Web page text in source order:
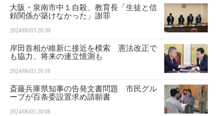
大阪・泉南市中１自殺、教育長「生徒と信
頼関係が築けなかった」謝罪
2024/06/03 20:39
岸田首相が維新に接近を模索 憲法改正で
も協力、将来の連立憶測も
2024/06/03 20:18
斎藤兵庫県知事の告発文書問題 市民グル
ープが百条委設置求め請願書
2024/06/03 20:08